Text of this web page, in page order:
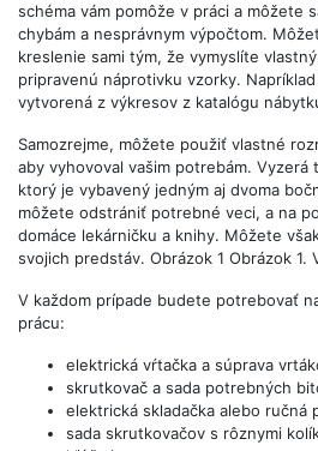
schéma vám pomôže v práci a môžete
chybám a nesprávnym výpočtom.
kreslenie sami tým, že vymyslíte
pripravenú náprotivku vzorky.
vytvorená z výkresov z katalógu
Samozrejme, môžete použiť vlastné
aby vyhovoval vašim potrebám.
ktorý je vybavený jedným aj dvoma
môžete odstrániť potrebné veci, a na
domáce lekárničku a knihy. Môžete
svojich predstáv. Obrázok 1 Obrázok
V každom prípade budete potrebovať
prácu:
elektrická vŕtačka a súprava
skrutkovač a sada potrebných
elektrická skladačka alebo ručná
sada skrutkovačov s rôznymi